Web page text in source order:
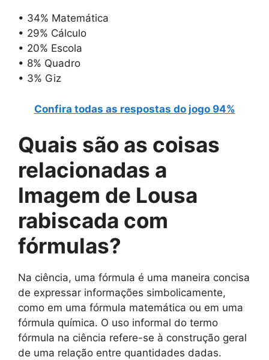
• 34% Matemática
• 29% Cálculo
• 20% Escola
• 8% Quadro
• 3% Giz
Confira todas as respostas do jogo 94%
Quais são as coisas
relacionadas a
Imagem de Lousa
rabiscada com
fórmulas?
Na ciência, uma fórmula é uma maneira concisa
de expressar informações simbolicamente,
como em uma fórmula matemática ou em uma
fórmula química. O uso informal do termo
fórmula na ciência refere-se à construção geral
de uma relação entre quantidades dadas.